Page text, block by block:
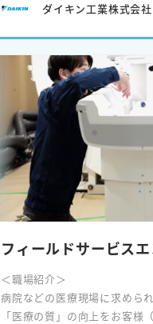
学びの場が多くて多様なキャ
が可能
【部長からのメッセージ】
ダイキンは一人ひとりの意
で、互いの意見を尊重する風
人を支援する雰囲気を業務の
とができます。
「空調事業」「化学事業」「
業」を中心に多種多様な商品
我々は、環境負荷の低減を重
います。例えば、私の担当す
す。
関連部署と緊密に連携しなが
生スキームをさらに拡大する
計画を策定し、"空気で答えを
ダイキン工業株式会社
フィールドサービス
＜職場紹介＞
病院などの医療現場に求めら
「医療の質」の向上をお客様